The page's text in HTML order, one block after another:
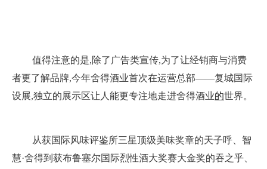
值得注意的是,除了广告类宣传,为了让经销商与消费
者更了解品牌,今年舍得酒业首次在运营总部——复城国际
设展,独立的展示区让人能更专注地走进舍得酒业的世界。
从获国际风味评鉴所三星顶级美味奖章的天子呼、智
慧·舍得到获布鲁塞尔国际烈性酒大奖赛大金奖的吞之乎、